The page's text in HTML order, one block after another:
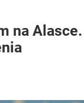
na Alasce.